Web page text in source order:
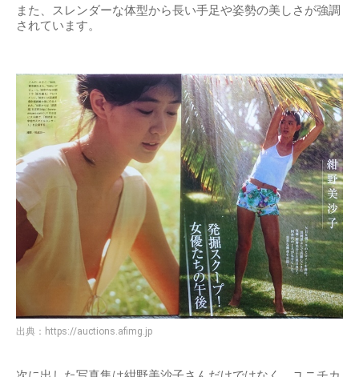
また、スレンダーな体型から長い手足や姿勢の美しさが強調
されています。
出典： https://auctions.afimg.jp